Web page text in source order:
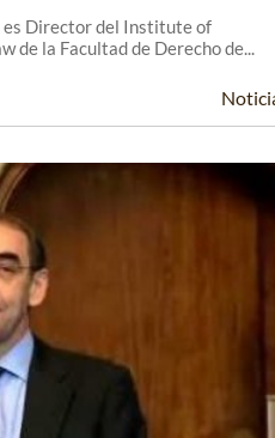
es Director del Institute of
de la Facultad de Derecho de...